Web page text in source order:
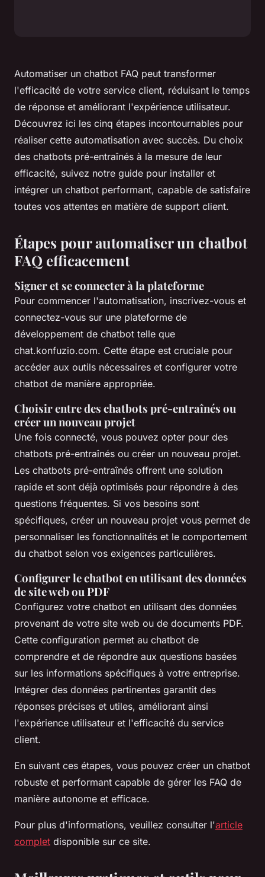
Automatiser un chatbot FAQ peut transformer
l'efficacité de votre service client, réduisant le temps
de réponse et améliorant l'expérience utilisateur.
Découvrez ici les cinq étapes incontournables pour
réaliser cette automatisation avec succès. Du choix
des chatbots pré-entraînés à la mesure de leur
efficacité, suivez notre guide pour installer et
intégrer un chatbot performant, capable de satisfaire
toutes vos attentes en matière de support client.
Étapes pour automatiser un chatbot
FAQ efficacement
Signer et se connecter à la plateforme
Pour commencer l'automatisation, inscrivez-vous et
connectez-vous sur une plateforme de
développement de chatbot telle que
chat.konfuzio.com. Cette étape est cruciale pour
accéder aux outils nécessaires et configurer votre
chatbot de manière appropriée.
Choisir entre des chatbots pré-entraînés ou
créer un nouveau projet
Une fois connecté, vous pouvez opter pour des
chatbots pré-entraînés ou créer un nouveau projet.
Les chatbots pré-entraînés offrent une solution
rapide et sont déjà optimisés pour répondre à des
questions fréquentes. Si vos besoins sont
spécifiques, créer un nouveau projet vous permet de
personnaliser les fonctionnalités et le comportement
du chatbot selon vos exigences particulières.
Configurer le chatbot en utilisant des données
de site web ou PDF
Configurez votre chatbot en utilisant des données
provenant de votre site web ou de documents PDF.
Cette configuration permet au chatbot de
comprendre et de répondre aux questions basées
sur les informations spécifiques à votre entreprise.
Intégrer des données pertinentes garantit des
réponses précises et utiles, améliorant ainsi
l'expérience utilisateur et l'efficacité du service
client.
En suivant ces étapes, vous pouvez créer un chatbot
robuste et performant capable de gérer les FAQ de
manière autonome et efficace.
Pour plus d'informations, veuillez consulter l'article
complet disponible sur ce site.